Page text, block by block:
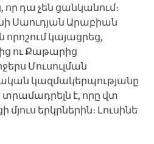
դա չեն ցանկանում։
Սաուդյան Արաբիան
որոշում կայացրեց,
ու Քաթարից
Մուսուլման
կազմակերպությանը
տրամադրելն է, որը վտ
երկրներին։ Լուսինե